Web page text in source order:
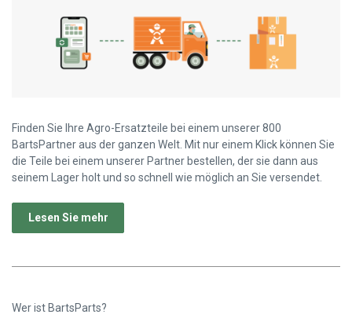
Finden Sie Ihre Agro-Ersatzteile bei einem unserer 800
BartsPartner aus der ganzen Welt. Mit nur einem Klick können Sie
die Teile bei einem unserer Partner bestellen, der sie dann aus
seinem Lager holt und so schnell wie möglich an Sie versendet.
Lesen Sie mehr
Wer ist BartsParts?